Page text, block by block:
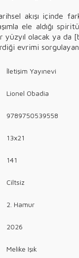
akışı içinde
ele aldığı
yüzyıl olacak ya da
evrimi sorgulayan,
İletişim Yayınevi
Lionel Obadia
9789750539558
13x21
141
Ciltsiz
2. Hamur
2026
Melike Işık